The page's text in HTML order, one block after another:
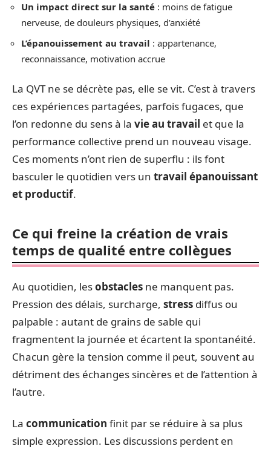
Un impact direct sur la santé : moins de fatigue
nerveuse, de douleurs physiques, d’anxiété
L’épanouissement au travail : appartenance,
reconnaissance, motivation accrue
La QVT ne se décrète pas, elle se vit. C’est à travers
ces expériences partagées, parfois fugaces, que
l’on redonne du sens à la vie au travail et que la
performance collective prend un nouveau visage.
Ces moments n’ont rien de superflu : ils font
basculer le quotidien vers un travail épanouissant
et productif.
Ce qui freine la création de vrais
temps de qualité entre collègues
Au quotidien, lesobstacles ne manquent pas.
Pression des délais, surcharge, stress diffus ou
palpable : autant de grains de sable qui
fragmentent la journée et écartent la spontanéité.
Chacun gère la tension comme il peut, souvent au
détriment des échanges sincères et de l’attention à
l’autre.
La communication finit par se réduire à sa plus
simple expression. Les discussions perdent en